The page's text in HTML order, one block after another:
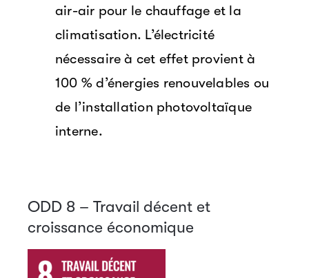
air-air pour le chauffage et la
climatisation. L’électricité
nécessaire à cet effet provient à
100 % d’énergies renouvelables ou
de l’installation photovoltaïque
interne.
ODD 8 – Travail décent et
croissance économique